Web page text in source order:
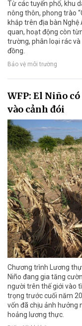
Từ các tuyến phố, khu
nông thôn, phong trào
khắp trên địa bàn Nghệ
quan, hoạt động còn
trường, phân loại rác
đồng.
Bảo vệ môi trường
WFP: El Niño
vào cảnh đói
Chương trình Lương
Niño đang gia tăng
người trên thế giới vào
trọng trước cuối năm
vốn đã chịu ảnh hưởng
hoảng lương thực.